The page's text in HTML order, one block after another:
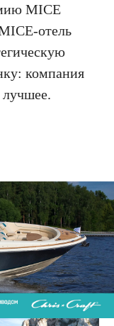
MICE
отель
компания